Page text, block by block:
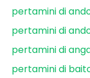
pertamini di
pertamini di
pertamini di
pertamini di